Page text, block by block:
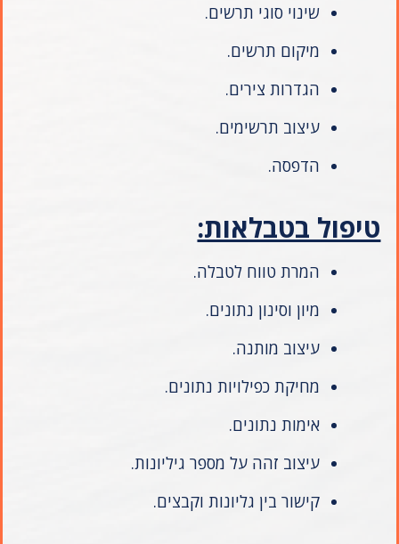
שינוי סוגי תרשים.
מיקום תרשים.
הגדרות צירים.
עיצוב תרשימים.
הדפסה.
טיפול בטבלאות:
המרת טווח לטבלה.
מיון וסינון נתונים.
עיצוב מותנה.
מחיקת כפילויות נתונים.
אימות נתונים.
עיצוב זהה על מספר גיליונות.
קישור בין גליונות וקבצים.